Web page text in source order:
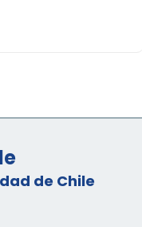
de Chile